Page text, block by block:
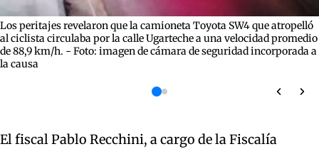
Los peritajes revelaron que la camioneta Toyota SW4 que atropelló
al ciclista circulaba por la calle Ugarteche a una velocidad promedio
de 88,9 km/h. - Foto: imagen de cámara de seguridad incorporada a
la causa
El fiscal Pablo Recchini, a cargo de la Fiscalía